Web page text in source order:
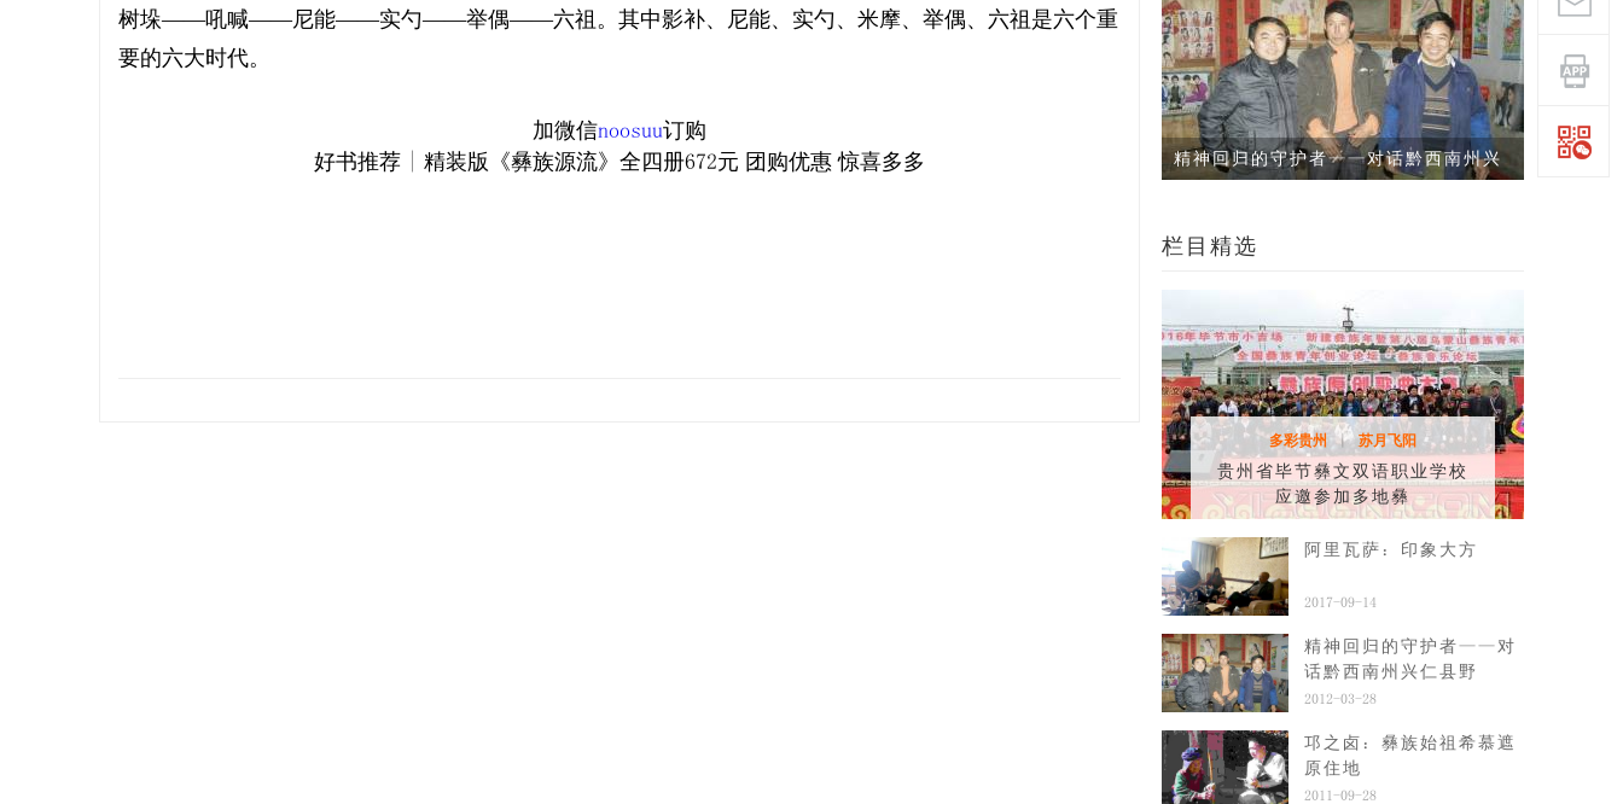
树垛——吼喊——尼能——实勺——举偶——六祖。其中影补、尼能、实勺、米摩、举偶、六祖是六个重
要的六大时代。
加微信noosuu订购
好书推荐 | 精装版《彝族源流》全四册672元 团购优惠 惊喜多多
贵州省毕节彝文双语职业学校应邀参加 阿里瓦萨：印象大方 精神回归的守护者——对话黔西南州兴 邛之卤：彝族始祖希慕遮原住地 阿景曲
栏目精选
多彩贵州 |
苏月飞阳
贵州省毕节彝文双语职业学校
应邀参加多地彝
阿里瓦萨：印象大方
2017-09-14
精神回归的守护者——对
话黔西南州兴仁县野
2012-03-28
邛之卤：彝族始祖希慕遮
原住地
2011-09-28